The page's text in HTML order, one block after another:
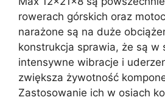
rowerach górskich oraz
narażone są na duże
konstrukcja sprawia, że są w
intensywne wibracje i
zwiększa żywotność
Zastosowanie ich w osiach